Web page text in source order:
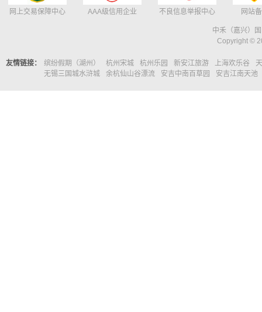
网上交易保障中心 AAA级信用企业 不良信息举报中心 网站
中禾（嘉兴）
Copyright ©
友情链接： 缤纷假期（湖州） 杭州宋城 杭州乐园 新安江旅游 上海欢乐谷
无锡三国城水浒城
余杭仙山谷漂流 安吉中南百草园 安吉江南天池